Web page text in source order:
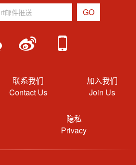
联系我们
Contact Us
加入我们
Join Us
隐私
Privacy